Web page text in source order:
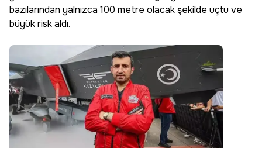
bazılarından yalnızca 100 metre olacak şekilde uçtu ve
büyük risk aldı.